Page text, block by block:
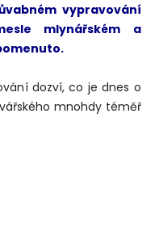
vypravování
mlynářském a
dozví, co je dnes o
mnohdy téměř